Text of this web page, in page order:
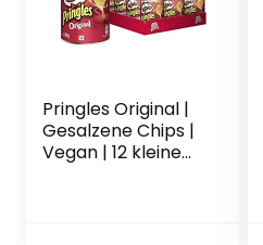
Pringles Original |
Gesalzene Chips |
Vegan | 12 kleine